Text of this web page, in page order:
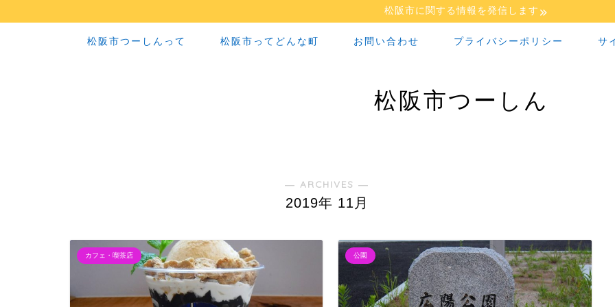
松阪市に関する情報を発信します
松阪市つーしんって 松阪市ってどんな町 お問い合わせ プライバシーポリシー サ
松阪市つーしん
― ARCHIVES ―
2019年 11月
カフェ・喫茶店 公園